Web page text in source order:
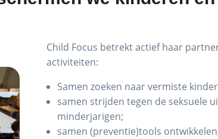
Child Focus betrekt actief haar
activiteiten:
Samen zoeken naar vermiste
samen strijden tegen de seksuele
minderjarigen;
samen (preventie)tools